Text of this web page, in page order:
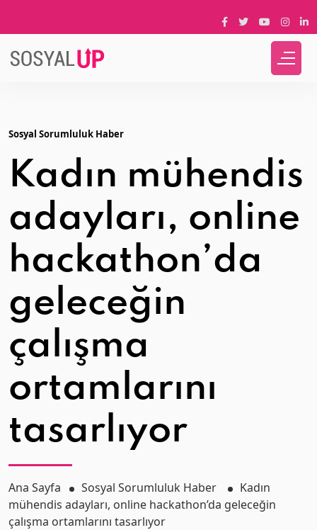
Sosyal Sorumluluk Haber
Kadın mühendis
adayları, online
hackathon’da
geleceğin
çalışma
ortamlarını
tasarlıyor
Ana Sayfa Sosyal Sorumluluk Haber
Kadın
mühendis adayları, online hackathon’da geleceğin
çalışma ortamlarını tasarlıyor